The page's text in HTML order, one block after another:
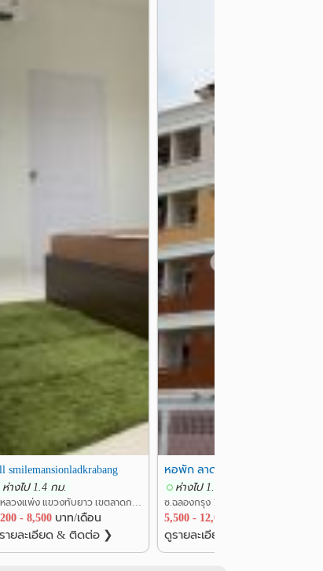
3.7 กม.
smilemansionladkrabang
ห่างไป 1.4 กม.
ถ.หลวงแพ่ง แขวงทับยาว เขตลาดกระบัง กรุงเทพ
- 8,500 บาท/เดือน
ายละเอียด & ติดต่อ ❯
ห่างไป 1.5 กม.
5,500 - 12,000
ดูรายละเอียด & ติดต่อ ❯